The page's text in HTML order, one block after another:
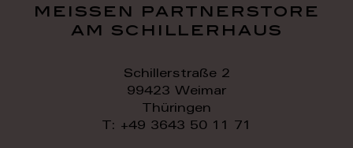
meissen partnerstore
am schillerhaus
Schillerstraße 2
99423 Weimar
Thüringen
T: +49 3643 50 11 71